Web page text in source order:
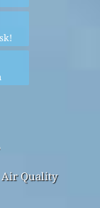
Air Quality